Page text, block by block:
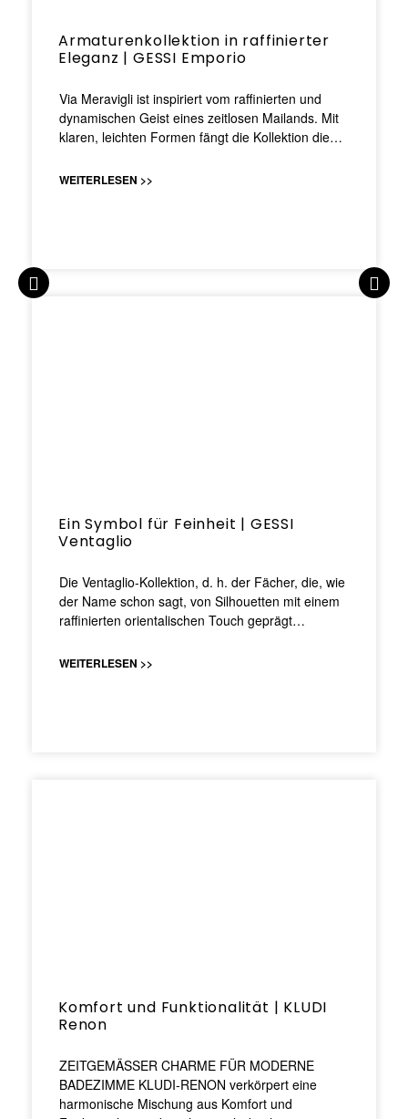
Armaturenkollektion in raffinierter
Eleganz | GESSI Emporio
Via Meravigli ist inspiriert vom raffinierten und
dynamischen Geist eines zeitlosen Mailands. Mit
klaren, leichten Formen fängt die Kollektion die…
WEITERLESEN >>
Ein Symbol für Feinheit | GESSI
Ventaglio
Die Ventaglio-Kollektion, d. h. der Fächer, die, wie
der Name schon sagt, von Silhouetten mit einem
raffinierten orientalischen Touch geprägt…
WEITERLESEN >>
Komfort und Funktionalität | KLUDI
Renon
ZEITGEMÄSSER CHARME FÜR MODERNE
BADEZIMME KLUDI-RENON verkörpert eine
harmonische Mischung aus Komfort und